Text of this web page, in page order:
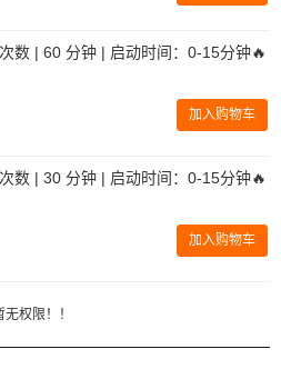
数 | 60 分钟 | 启动时间：0-15分钟🔥
加入购物车
数 | 30 分钟 | 启动时间：0-15分钟🔥
加入购物车
无权限！！